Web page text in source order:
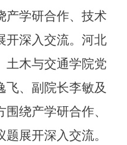
产学研合作、技术
开深入交流。河北
土木与交通学院党
飞、副院长李敏及
绕产学研合作、
展开深入交流。